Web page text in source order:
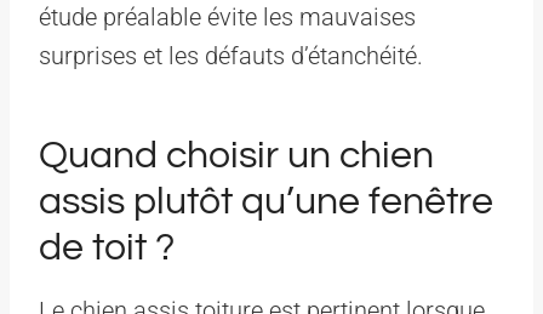
étude préalable évite les mauvaises
surprises et les défauts d’étanchéité.
Quand choisir un chien
assis plutôt qu’une fenêtre
de toit ?